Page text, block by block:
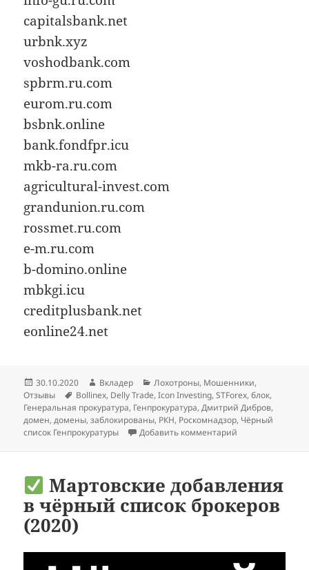
capitalsbank.net
urbnk.xyz
voshodbank.com
spbrm.ru.com
eurom.ru.com
bsbnk.online
bank.fondfpr.icu
mkb-ra.ru.com
agricultural-invest.com
grandunion.ru.com
rossmet.ru.com
e-m.ru.com
b-domino.online
mbkgi.icu
creditplusbank.net
eonline24.net
Опубликовано
30.10.2020 Автор
Вкладер Рубрики
Лохотроны, Мошенники,
Отзывы
Метки
Bollinex, Delly Trade,Icon Investing,STForex,блок,
Генеральная прокуратура, Генпрокуратура,Дмитрий Дибров,
домен,домены,заблокированы, РКН, Роскомнадзор, Чёрный
список Генпрокуратуры
Добавить комментарий
Мартовские добавления
в чёрный список брокеров
(2020)